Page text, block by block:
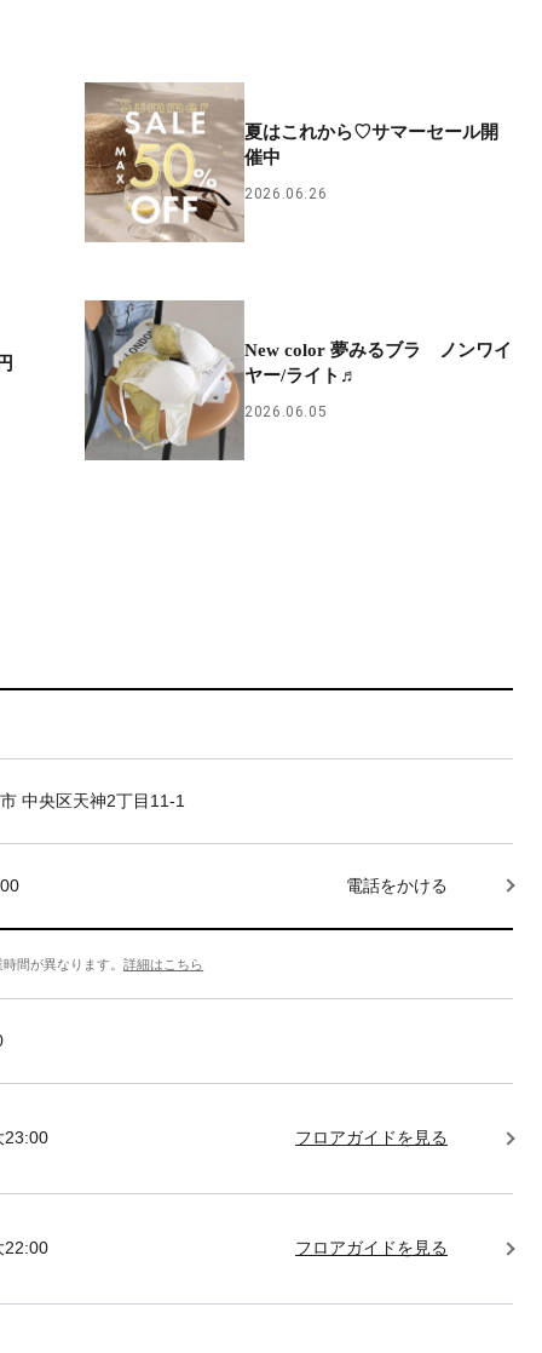
夏はこれから♡サマーセール開
催中
2026.06.26
New color 夢みるブラ ノンワイ
ヤー/ライト♬
2026.06.05
中央区天神2丁目11-1
電話をかける
間が異なります。詳細はこちら
23:00 フロアガイドを見る
22:00 フロアガイドを見る